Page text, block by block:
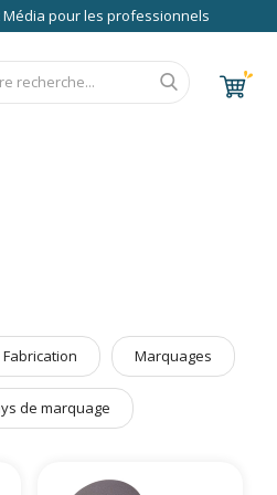
pour les professionnels
Fabrication Marquages
de marquage